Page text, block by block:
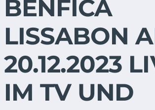
BENFICA
LISSABON
20.12.2023
IM TV UND